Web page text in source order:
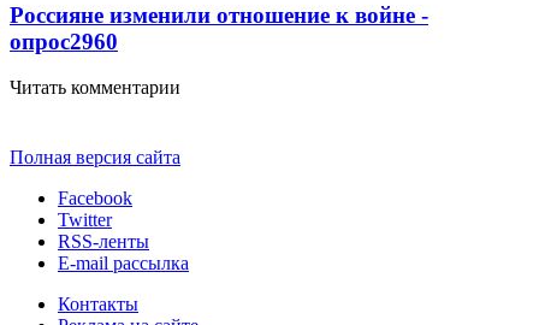
Россияне изменили отношение к войне -
опрос2960
Читать комментарии
Полная версия сайта
Facebook
Twitter
RSS-ленты
E-mail рассылка
Контакты